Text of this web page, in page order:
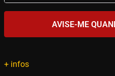
+ infos